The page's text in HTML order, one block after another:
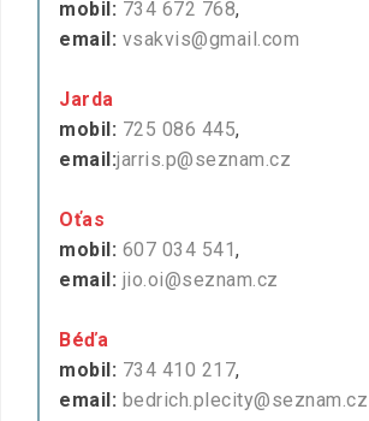
mobil: 734 672 768,
email: vsakvis@gmail.com
Jarda
mobil: 725 086 445,
email:jarris.p@seznam.cz
Oťas
mobil: 607 034 541,
email: jio.oi@seznam.cz
Béďa
mobil: 734 410 217,
email: bedrich.plecity@seznam.cz